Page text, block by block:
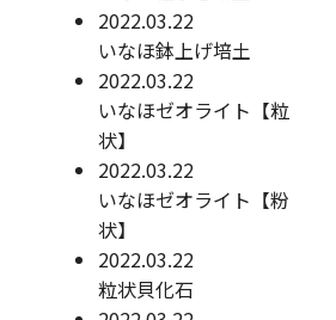
2022.03.22
いなほ鉢上げ培土
2022.03.22
いなほゼオライト【粒
状】
2022.03.22
いなほゼオライト【粉
状】
2022.03.22
粒状貝化石